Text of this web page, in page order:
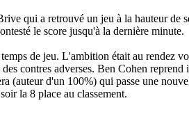
qui a retrouvé un jeu à la hauteur de
le score jusqu'à la dernière minute.
de jeu. L'ambition était au rendez
contres adverses. Ben Cohen
(auteur d'un 100%) qui passe une
la 8 place au classement.